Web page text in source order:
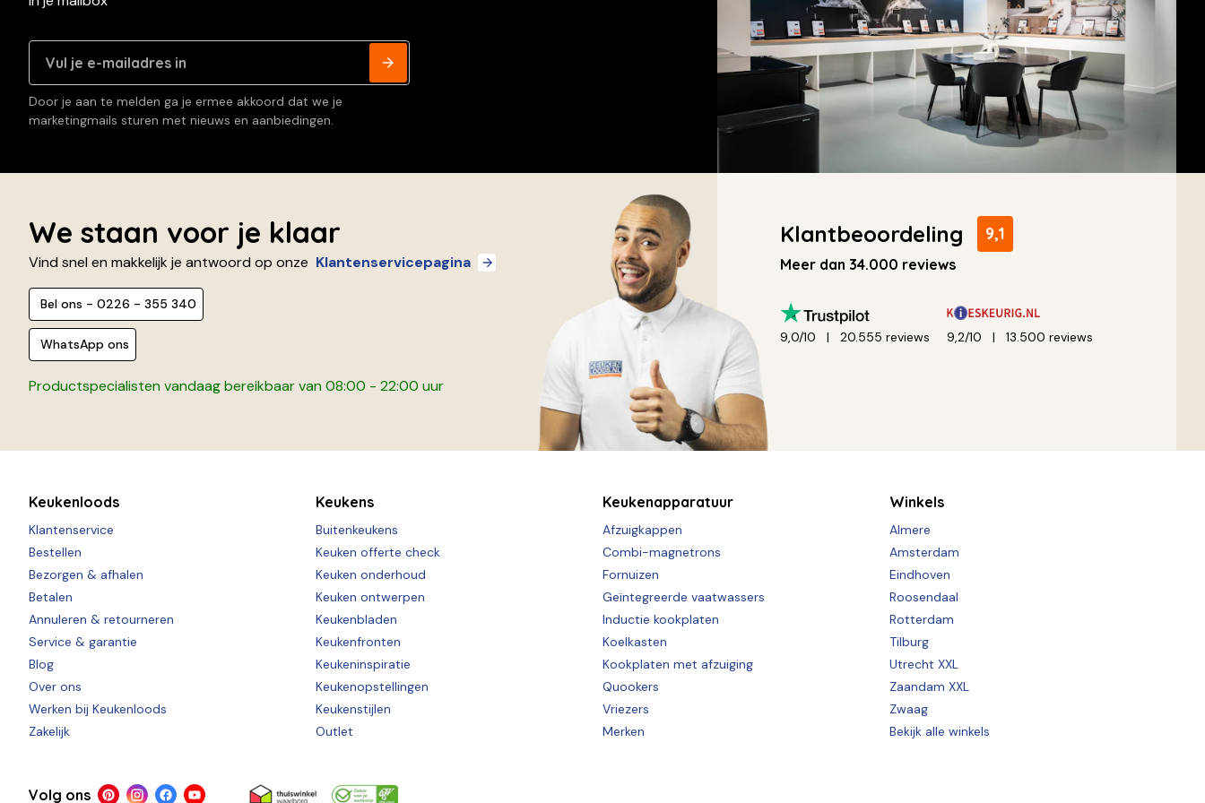
Door je aan te melden ga je ermee akkoord dat we je
marketingmails sturen met nieuws en aanbiedingen.
We staan voor je klaar
Vind snel en makkelijk je antwoord op onze Klantenservicepagina
Bel ons - 0226 - 355 340
WhatsApp ons
Productspecialisten vandaag bereikbaar van 08:00 - 22:00 uur
Klantbeoordeling 9,1
Meer dan 34.000 reviews
9,0/10 20.555 reviews 9,2/10 13.500 reviews
Keukenloods
Klantenservice
Bestellen
Bezorgen & afhalen
Betalen
Annuleren & retourneren
Service & garantie
Blog
Over ons
Werken bij Keukenloods
Zakelijk
Keukens
Buitenkeukens
Keuken offerte check
Keuken onderhoud
Keuken ontwerpen
Keukenbladen
Keukenfronten
Keukeninspiratie
Keukenopstellingen
Keukenstijlen
Outlet
Keukenapparatuur
Afzuigkappen
Combi-magnetrons
Fornuizen
Geïntegreerde vaatwassers
Inductie kookplaten
Koelkasten
Kookplaten met afzuiging
Quookers
Vriezers
Merken
Winkels
Almere
Amsterdam
Eindhoven
Roosendaal
Rotterdam
Tilburg
Utrecht XXL
Zaandam XXL
Zwaag
Bekijk alle winkels
Volg ons